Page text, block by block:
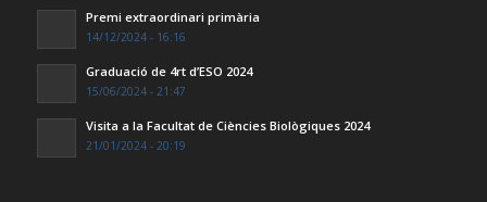
Premi extraordinari primària
14/12/2024 - 16:16
Graduació de 4rt d’ESO 2024
15/06/2024 - 21:47
Visita a la Facultat de Ciències Biològiques 2024
21/01/2024 - 20:19